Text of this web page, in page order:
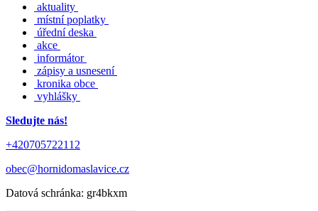
aktuality
místní poplatky
úřední deska
akce
informátor
zápisy a usnesení
kronika obce
vyhlášky
Sledujte nás!
+420705722112
obec@hornidomaslavice.cz
Datová schránka: gr4bkxm